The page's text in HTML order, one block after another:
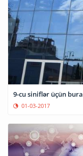
9-cu siniflər üçün
01-03-2017